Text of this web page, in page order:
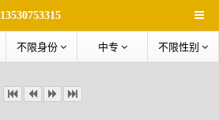
13530753315
不限身份 中专 不限性别